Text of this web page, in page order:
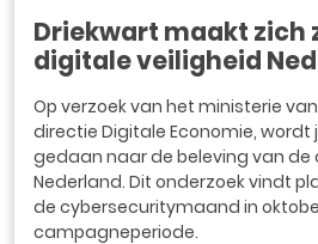
Driekwart maakt zich
digitale veiligheid
Op verzoek van het ministerie
directie Digitale Economie, wordt
gedaan naar de beleving van de
Nederland. Dit onderzoek vindt
de cybersecuritymaand in
campagneperiode.